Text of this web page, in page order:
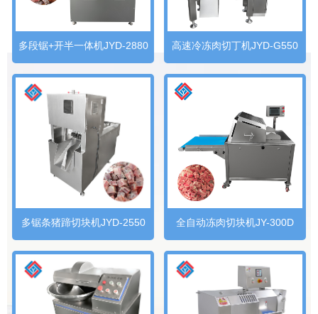
多段锯+开半一体机JYD-2880 高速冷冻肉切丁机JYD-G550
多锯条猪蹄切块机JYD-2550 全自动冻肉切块机JY-300D